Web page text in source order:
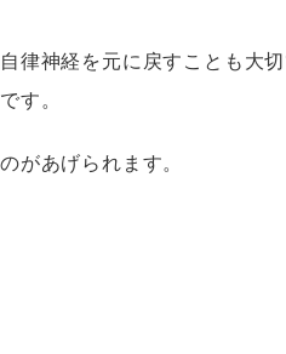
律神経を元に戻すことも大
す。
があげられます。